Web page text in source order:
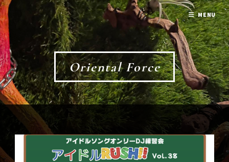
Oriental Force
MENU